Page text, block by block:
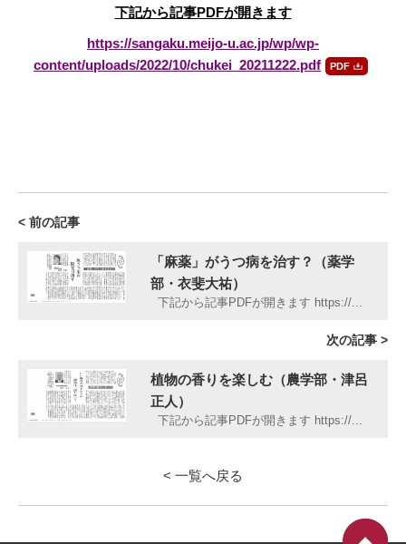
下記から記事PDFが開きます
https://sangaku.meijo-u.ac.jp/wp/wp-
content/uploads/2022/10/chukei_20211222.pdf
< 前の記事
「麻薬」がうつ病を治す？（薬学
部・衣斐大祐）
下記から記事PDFが開きます https://...
次の記事 >
植物の香りを楽しむ（農学部・津呂
正人）
下記から記事PDFが開きます https://...
< 一覧へ戻る